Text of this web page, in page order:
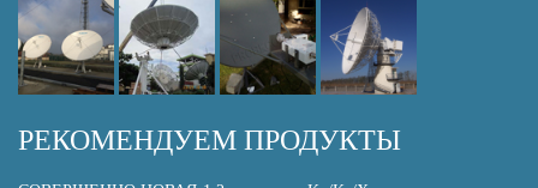
РЕКОМЕНДУЕМ ПРОДУКТЫ